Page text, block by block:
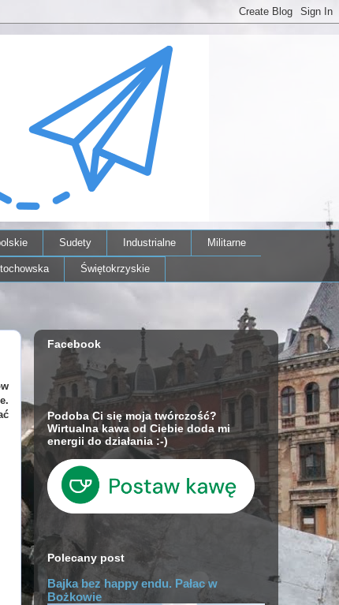
Sudety Industrialne Militarne
Świętokrzyskie
Facebook
Podoba Ci się moja twórczość?
Wirtualna kawa od Ciebie doda mi
energii do działania :-)
Polecany post
Bajka bez happy endu. Pałac w
Bożkowie